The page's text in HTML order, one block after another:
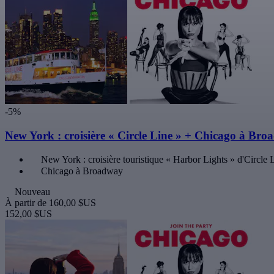
-5%
New York : croisière « Circle Line » + Chicago à
New York : croisière touristique « Harbor Lights » d'Circle
Chicago à Broadway
Nouveau
À partir de 160,00 $US
152,00 $US